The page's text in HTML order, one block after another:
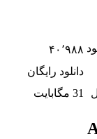
۴۰٬۹۸۸
دانلود رایگان
31 مگابایت